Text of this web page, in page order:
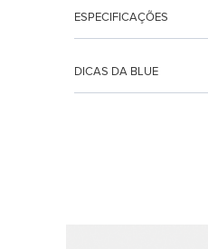
ESPECIFICAÇÕES
DICAS DA BLUE